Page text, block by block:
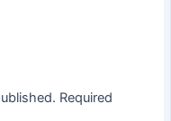
Required